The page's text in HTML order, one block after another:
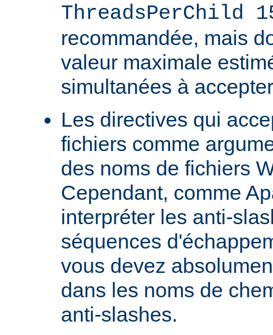
ThreadsPerChild
recommandée, mais
valeur maximale
simultanées à
Les directives qui
fichiers comme
des noms de fichiers
Cependant, comme
interpréter les anti-
séquences
vous devez
dans les noms de
anti-slashes.